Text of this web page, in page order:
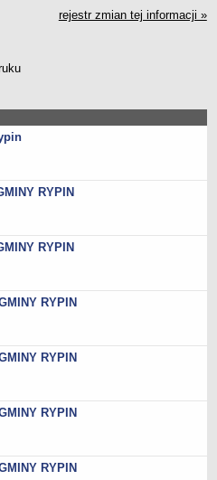
- warsztatowa
urzędnicze
stanowiska urzędnicze
wymagania formalne w naborach na
urzędnicze
rejestr zmian tej informacji »
RYPIN
RYPIN
RYPIN
RYPIN
RYPIN
RYPIN